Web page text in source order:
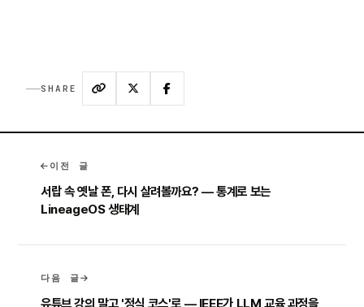
SHARE
이전 글
서랍 속 옛날 폰, 다시 살려볼까요? — 통계로 보는
LineageOS 생태계
다음 글
유튜브 강의 말고 '정식 코스'로 — IEEE가 LLM 교육 과정을